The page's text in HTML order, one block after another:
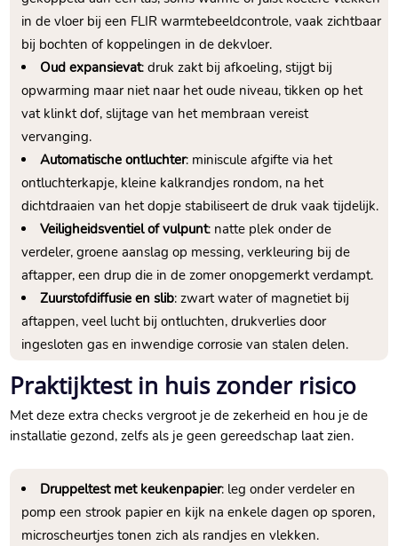
in de vloer bij een FLIR warmtebeeldcontrole, vaak zichtbaar
bij bochten of koppelingen in de dekvloer.​
Oud expansievat: druk zakt bij afkoeling, stijgt bij
opwarming maar niet naar het oude niveau, tikken op het
vat klinkt dof, slijtage van het membraan vereist
vervanging.​
Automatische ontluchter: miniscule afgifte via het
ontluchterkapje, kleine kalkrandjes rondom, na het
dichtdraaien van het dopje stabiliseert de druk vaak tijdelijk.​
Veiligheidsventiel of vulpunt: natte plek onder de
verdeler, groene aanslag op messing, verkleuring bij de
aftapper, een drup die in de zomer onopgemerkt verdampt.​
Zuurstofdiffusie en slib: zwart water of magnetiet bij
aftappen, veel lucht bij ontluchten, drukverlies door
ingesloten gas en inwendige corrosie van stalen delen.​
Praktijktest in huis zonder risico
Met deze extra checks vergroot je de zekerheid en hou je de
installatie gezond, zelfs als je geen gereedschap laat zien.​
Druppeltest met keukenpapier: leg onder verdeler en
pomp een strook papier en kijk na enkele dagen op sporen,
microscheurtjes tonen zich als randjes en vlekken.​